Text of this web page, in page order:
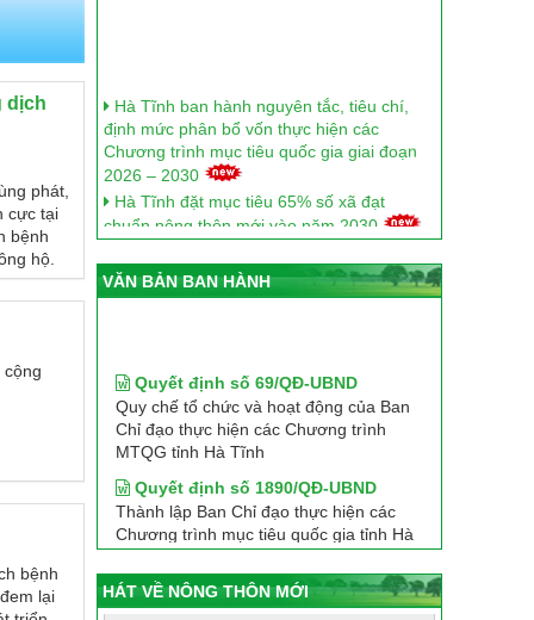
dịch
phát,
cực tại
bệnh
hộ.
bệnh
lại
định mức phân bổ vốn thực hiện các
Chương trình mục tiêu quốc gia giai đoạn
2026 – 2030
Hà Tĩnh đặt mục tiêu 65% số xã đạt
chuẩn nông thôn mới vào năm 2030
Bí quyết để Hà Tĩnh nâng tầm nông thôn
Hà Tĩnh lấy ý kiến xây dựng Bộ tiêu chí
thôn nông thôn mới giai đoạn 2026–2030
mới giai đoạn 2026 - 2030 gắn với phát
triển Chương trình OCOP
Hà Tĩnh triển khai đồng bộ các giải pháp
phát triển nông nghiệp, nông dân, nông
Hà Tĩnh đánh giá, phân hạng 9 sản phẩm
OCOP đạt 4 sao năm 2025
Hà Tĩnh vững bước trên hành trình xây
dựng nông thôn mới
Hà Tĩnh: OCOP gắn lợi thế vùng miền,
VĂN BẢN BAN HÀNH
Quy chế tổ chức và hoạt động của Ban
Chỉ đạo thực hiện các Chương trình
MTQG tỉnh Hà Tĩnh
Quyết định số 1890/QĐ-UBND
Thành lập Ban Chỉ đạo thực hiện các
Chương trình mục tiêu quốc gia tỉnh Hà
Tĩnh
Thực hiện Chương trình MTQG xây
dựng NTM, GNBV và PTKTXH vùng
HÁT VỀ NÔNG THÔN MỚI